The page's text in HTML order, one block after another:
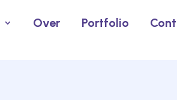
Over Portfolio